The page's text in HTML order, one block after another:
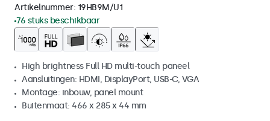
Artikelnummer: 19HB9M/U1
76 stuks beschikbaar
High brightness Full HD multi-touch paneel
Aansluitingen: HDMI, DisplayPort, USB-C, VGA
Montage: inbouw, panel mount
Buitenmaat: 466 x 285 x 44 mm